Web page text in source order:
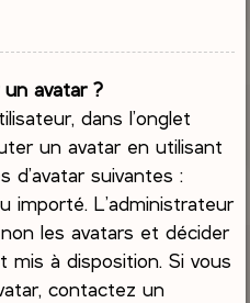
avatar ?
dans l’onglet
un avatar en utilisant
d’avatar suivantes :
importé. L’administrateur
les avatars et décider
mis à disposition. Si vous
contactez un